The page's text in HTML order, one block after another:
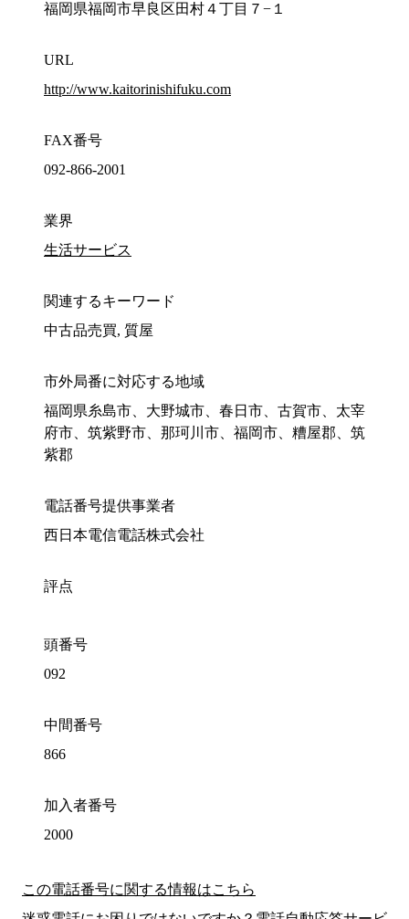
福岡県福岡市早良区田村４丁目７−１
URL
http://www.kaitorinishifuku.com
FAX番号
092-866-2001
業界
生活サービス
関連するキーワード
中古品売買, 質屋
市外局番に対応する地域
福岡県糸島市、大野城市、春日市、古賀市、太宰
府市、筑紫野市、那珂川市、福岡市、糟屋郡、筑
紫郡
電話番号提供事業者
西日本電信電話株式会社
評点
頭番号
092
中間番号
866
加入者番号
2000
この電話番号に関する情報はこちら